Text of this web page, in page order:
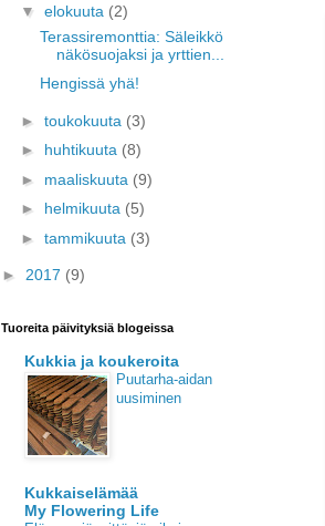
▼ elokuuta (2)
Terassiremonttia: Säleikkö
näkösuojaksi ja yrttien...
Hengissä yhä!
► toukokuuta (3)
► huhtikuuta (8)
► maaliskuuta (9)
► helmikuuta (5)
► tammikuuta (3)
► 2017 (9)
Tuoreita päivityksiä blogeissa
Kukkia ja koukeroita
Puutarha-aidan
uusiminen
Kukkaiselämää
My Flowering Life